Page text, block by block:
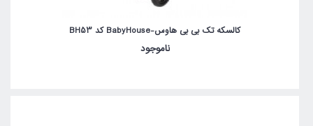
کالسکه تک بی بی هاوس-BabyHouse کد BH53
ناموجود